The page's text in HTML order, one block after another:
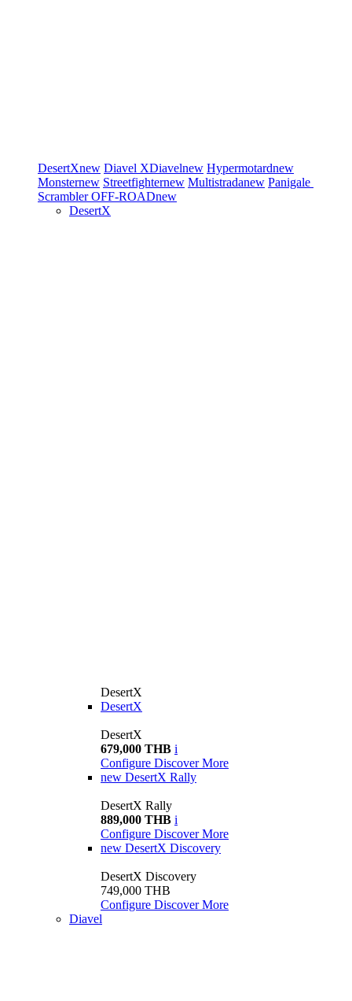
DesertXnew Diavel XDiavelnew Hypermotardnew
Monsternew Streetfighternew Multistradanew Panigale
ScramblerOFF-ROADnew
DesertX
DesertX
DesertX
DesertX
679,000 THB i
Configure Discover More
new DesertX Rally
DesertX Rally
889,000 THB i
Configure Discover More
new DesertX Discovery
DesertX Discovery
749,000 THB
Configure Discover More
Diavel